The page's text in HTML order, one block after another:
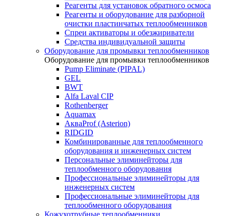
Реагенты для установок обратного осмоса
Реагенты и оборудование для разборной
очистки пластинчатых теплообменников
Спреи активаторы и обезжириватели
Средства индивидуальной защиты
Оборудование для промывки теплообменников
Оборудование для промывки теплообменников
Pump Eliminate (PIPAL)
GEL
BWT
Alfa Laval CIP
Rothenberger
Aquamax
АкваProf (Asterion)
RIDGID
Комбинированные для теплообменного
оборудования и инженерных систем
Персональные элиминейторы для
теплообменного оборудования
Профессиональные элиминейторы для
инженерных систем
Профессиональные элиминейторы для
теплообменного оборудования
Кожухотрубные теплообменники